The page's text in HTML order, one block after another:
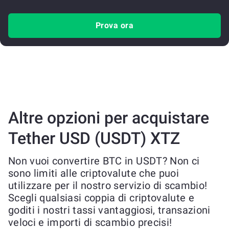
Prova ora
Altre opzioni per acquistare
Tether USD (USDT) XTZ
Non vuoi convertire BTC in USDT? Non ci
sono limiti alle criptovalute che puoi
utilizzare per il nostro servizio di scambio!
Scegli qualsiasi coppia di criptovalute e
goditi i nostri tassi vantaggiosi, transazioni
veloci e importi di scambio precisi!